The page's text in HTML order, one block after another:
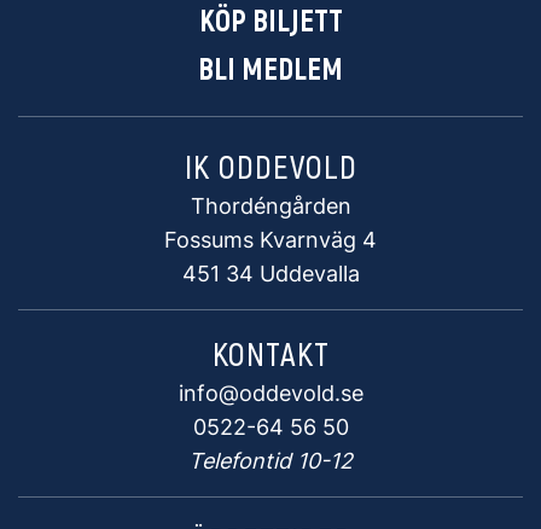
KÖP BILJETT
BLI MEDLEM
IK ODDEVOLD
Thordéngården
Fossums Kvarnväg 4
451 34 Uddevalla
KONTAKT
info@oddevold.se
0522-64 56 50
Telefontid 10-12